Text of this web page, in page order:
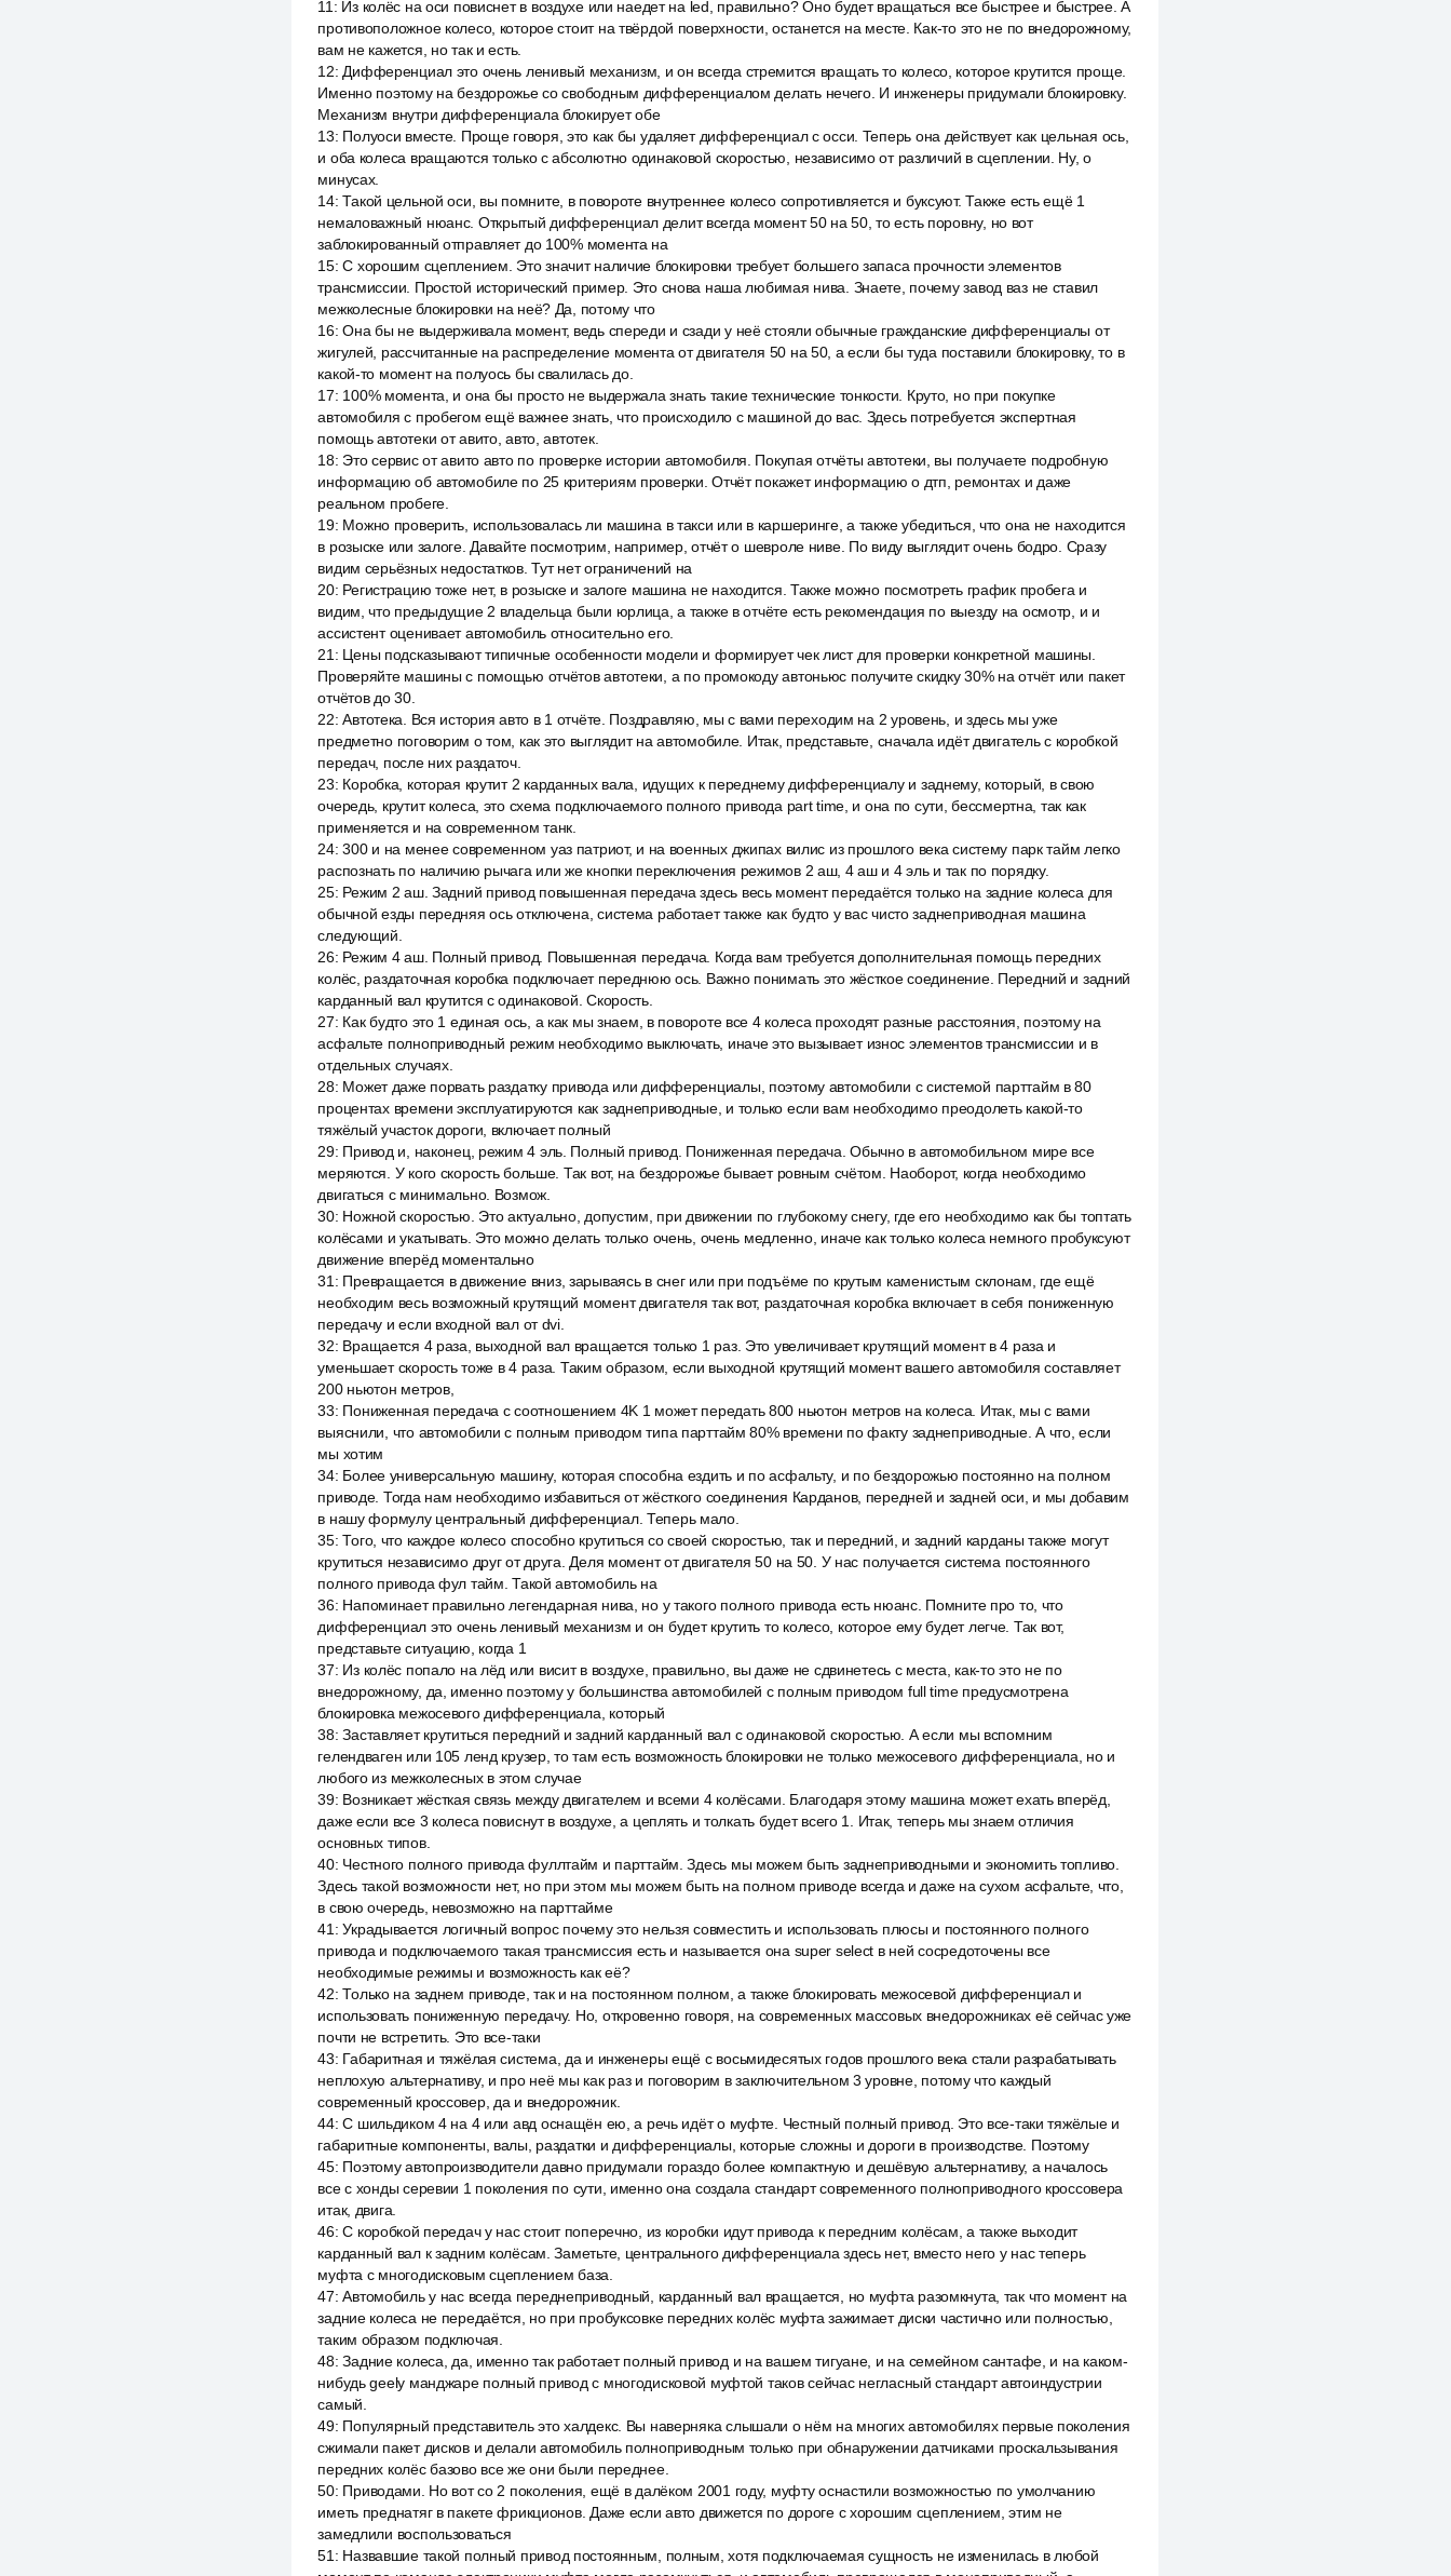
11 : Из колёс на оси повиснет в воздухе или наедет на led, правильно? Оно будет вращаться все быстрее и быстрее. А
противоположное колесо, которое стоит на твёрдой поверхности, останется на месте. Как-то это не по внедорожному,
вам не кажется, но так и есть.
12: Дифференциал это очень ленивый механизм, и он всегда стремится вращать то колесо, которое крутится проще.
Именно поэтому на бездорожье со свободным дифференциалом делать нечего. И инженеры придумали блокировку.
Механизм внутри дифференциала блокирует обе
13: Полуоси вместе. Проще говоря, это как бы удаляет дифференциал с осси. Теперь она действует как цельная ось,
и оба колеса вращаются только с абсолютно одинаковой скоростью, независимо от различий в сцеплении. Ну, о
минусах.
14:Такой цельной оси, вы помните, в повороте внутреннее колесо сопротивляется и буксуют. Также есть ещё 1
немаловажный нюанс. Открытый дифференциал делит всегда момент 50 на 50, то есть поровну, но вот
заблокированный отправляет до 100% момента на
15:С хорошим сцеплением. Это значит наличие блокировки требует большего запаса прочности элементов
трансмиссии. Простой исторический пример. Это снова наша любимая нива. Знаете, почему завод ваз не ставил
межколесные блокировки на неё? Да, потому что
16:Она бы не выдерживала момент, ведь спереди и сзади у неё стояли обычные гражданские дифференциалы от
жигулей, рассчитанные на распределение момента от двигателя 50 на 50, а если бы туда поставили блокировку, то в
какой-то момент на полуось бы свалилась до.
17: 100% момента, и она бы просто не выдержала знать такие технические тонкости. Круто, но при покупке
автомобиля с пробегом ещё важнее знать, что происходило с машиной до вас. Здесь потребуется экспертная
помощь автотеки от авито, авто, автотек.
18: Это сервис от авито авто по проверке истории автомобиля. Покупая отчёты автотеки, вы получаете подробную
информацию об автомобиле по 25 критериям проверки. Отчёт покажет информацию о дтп, ремонтах и даже
реальном пробеге.
19: Можно проверить, использовалась ли машина в такси или в каршеринге, а также убедиться, что она не находится
в розыске или залоге. Давайте посмотрим, например, отчёт о шевроле ниве. По виду выглядит очень бодро. Сразу
видим серьёзных недостатков. Тут нет ограничений на
20: Регистрацию тоже нет, в розыске и залоге машина не находится. Также можно посмотреть график пробега и
видим, что предыдущие 2 владельца были юрлица, а также в отчёте есть рекомендация по выезду на осмотр, и и
ассистент оценивает автомобиль относительно его.
21 : Цены подсказывают типичные особенности модели и формирует чек лист для проверки конкретной машины.
Проверяйте машины с помощью отчётов автотеки, а по промокоду автоньюс получите скидку 30% на отчёт или пакет
отчётов до 30.
22:Автотека. Вся история авто в 1 отчёте. Поздравляю, мы с вами переходим на 2 уровень, и здесь мы уже
предметно поговорим о том, как это выглядит на автомобиле. Итак, представьте, сначала идёт двигатель с коробкой
передач, после них раздаточ.
23: Коробка, которая крутит 2 карданных вала, идущих к переднему дифференциалу и заднему, который, в свою
очередь, крутит колеса, это схема подключаемого полного привода part time, и она по сути, бессмертна, так как
применяется и на современном танк.
24:300 и на менее современном уаз патриот, и на военных джипах вилис из прошлого века систему парк тайм легко
распознать по наличию рычага или же кнопки переключения режимов 2 аш, 4 аш и 4 эль и так по порядку.
25: Режим 2 аш. Задний привод повышенная передача здесь весь момент передаётся только на задние колеса для
обычной езды передняя ось отключена, система работает также как будто у вас чисто заднеприводная машина
следующий.
26: Режим 4 аш. Полный привод. Повышенная передача. Когда вам требуется дополнительная помощь передних
колёс, раздаточная коробка подключает переднюю ось. Важно понимать это жёсткое соединение. Передний и задний
карданный вал крутится с одинаковой. Скорость.
27: Как будто это 1 единая ось, а как мы знаем, в повороте все 4 колеса проходят разные расстояния, поэтому на
асфальте полноприводный режим необходимо выключать, иначе это вызывает износ элементов трансмиссии и в
отдельных случаях.
28: Может даже порвать раздатку привода или дифференциалы, поэтому автомобили с системой парттайм в 80
процентах времени эксплуатируются как заднеприводные, и только если вам необходимо преодолеть какой-то
тяжёлый участок дороги, включает полный
29: Привод и, наконец, режим 4 эль. Полный привод. Пониженная передача. Обычно в автомобильном мире все
меряются. У кого скорость больше. Так вот, на бездорожье бывает ровным счётом. Наоборот, когда необходимо
двигаться с минимально. Возмож.
30: Ножной скоростью. Это актуально, допустим, при движении по глубокому снегу, где его необходимо как бы топтать
колёсами и укатывать. Это можно делать только очень, очень медленно, иначе как только колеса немного пробуксуют
движение вперёд моментально
31 : Превращается в движение вниз, зарываясь в снег или при подъёме по крутым каменистым склонам, где ещё
необходим весь возможный крутящий момент двигателя так вот, раздаточная коробка включает в себя пониженную
передачу и если входной вал от dvi.
32: Вращается 4 раза, выходной вал вращается только 1 раз. Это увеличивает крутящий момент в 4 раза и
уменьшает скорость тоже в 4 раза. Таким образом, если выходной крутящий момент вашего автомобиля составляет
200 ньютон метров,
33: Пониженная передача с соотношением 4K 1 может передать 800 ньютон метров на колеса. Итак, мы с вами
выяснили, что автомобили с полным приводом типа парттайм 80% времени по факту заднеприводные. А что, если
мы хотим
34: Более универсальную машину, которая способна ездить и по асфальту, и по бездорожью постоянно на полном
приводе. Тогда нам необходимо избавиться от жёсткого соединения Карданов, передней и задней оси, и мы добавим
в нашу формулу центральный дифференциал. Теперь мало.
35:Того, что каждое колесо способно крутиться со своей скоростью, так и передний, и задний карданы также могут
крутиться независимо друг от друга. Деля момент от двигателя 50 на 50. У нас получается система постоянного
полного привода фул тайм. Такой автомобиль на
36: Напоминает правильно легендарная нива, но у такого полного привода есть нюанс. Помните про то, что
дифференциал это очень ленивый механизм и он будет крутить то колесо, которое ему будет легче. Так вот,
представьте ситуацию, когда 1
37: Из колёс попало на лёд или висит в воздухе, правильно, вы даже не сдвинетесь с места, как-то это не по
внедорожному, да, именно поэтому у большинства автомобилей с полным приводом full time предусмотрена
блокировка межосевого дифференциала, который
38:Заставляет крутиться передний и задний карданный вал с одинаковой скоростью. А если мы вспомним
гелендваген или 105 ленд крузер, то там есть возможность блокировки не только межосевого дифференциала, но и
любого из межколесных в этом случае
39: Возникает жёсткая связь между двигателем и всеми 4 колёсами. Благодаря этому машина может ехать вперёд,
даже если все 3 колеса повиснут в воздухе, а цеплять и толкать будет всего 1. Итак, теперь мы знаем отличия
основных типов.
40: Честного полного привода фуллтайм и парттайм. Здесь мы можем быть заднеприводными и экономить топливо.
Здесь такой возможности нет, но при этом мы можем быть на полном приводе всегда и даже на сухом асфальте, что,
в свою очередь, невозможно на парттайме
41 :Украдывается логичный вопрос почему это нельзя совместить и использовать плюсы и постоянного полного
привода и подключаемого такая трансмиссия есть и называется она super select в ней сосредоточены все
необходимые режимы и возможность как её?
42:Только на заднем приводе, так и на постоянном полном, а также блокировать межосевой дифференциал и
использовать пониженную передачу. Но, откровенно говоря, на современных массовых внедорожниках её сейчас уже
почти не встретить. Это все-таки
43: Габаритная и тяжёлая система, да и инженеры ещё с восьмидесятых годов прошлого века стали разрабатывать
неплохую альтернативу, и про неё мы как раз и поговорим в заключительном 3 уровне, потому что каждый
современный кроссовер, да и внедорожник.
44:С шильдиком 4 на 4 или авд оснащён ею, а речь идёт о муфте. Честный полный привод. Это все-таки тяжёлые и
габаритные компоненты, валы, раздатки и дифференциалы, которые сложны и дороги в производстве. Поэтому
45: Поэтому автопроизводители давно придумали гораздо более компактную и дешёвую альтернативу, а началось
все с хонды серевии 1 поколения по сути, именно она создала стандарт современного полноприводного кроссовера
итак, двига.
46:С коробкой передач у нас стоит поперечно, из коробки идут привода к передним колёсам, а также выходит
карданный вал к задним колёсам. Заметьте, центрального дифференциала здесь нет, вместо него у нас теперь
муфта с многодисковым сцеплением база.
47:Автомобиль у нас всегда переднеприводный, карданный вал вращается, но муфта разомкнута, так что момент на
задние колеса не передаётся, но при пробуксовке передних колёс муфта зажимает диски частично или полностью,
таким образом подключая.
48:Задние колеса, да, именно так работает полный привод и на вашем тигуане, и на семейном сантафе, и на каком-
нибудь geely манджаре полный привод с многодисковой муфтой таков сейчас негласный стандарт автоиндустрии
самый.
49: Популярный представитель это халдекс. Вы наверняка слышали о нём на многих автомобилях первые поколения
сжимали пакет дисков и делали автомобиль полноприводным только при обнаружении датчиками проскальзывания
передних колёс базово все же они были переднее.
50: Приводами. Но вот со 2 поколения, ещё в далёком 2001 году, муфту оснастили возможностью по умолчанию
иметь преднатяг в пакете фрикционов. Даже если авто движется по дороге с хорошим сцеплением, этим не
замедлили воспользоваться
51 : Назвавшие такой полный привод постоянным, полным, хотя подключаемая сущность не изменилась в любой